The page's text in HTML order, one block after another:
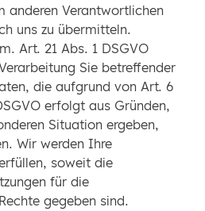
anderen Verantwortlichen
uns zu übermitteln.
Art. 21 Abs. 1 DSGVO
Sie betreffender
die aufgrund von Art. 6
erfolgt aus Gründen,
Situation ergeben,
Wir werden Ihre
soweit die
für die
gegeben sind.